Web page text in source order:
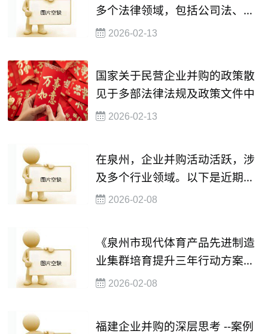
多个法律领域，包括公司法、证
券法、反垄断法等
2026-02-13
国家关于民营企业并购的政策散
见于多部法律法规及政策文件中
2026-02-13
在泉州，企业并购活动活跃，涉
及多个行业领域。以下是近期与
泉州相关的并购事件及参与企业
2026-02-08
《泉州市现代体育产品先进制造
业集群培育提升三年行动方案
（2025—2027年）》印发
2026-02-08
福建企业并购的深层思考 --案例